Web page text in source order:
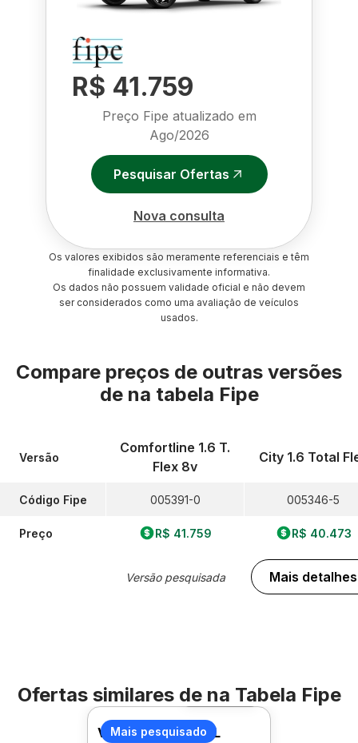
R$ 41.759
Preço Fipe atualizado em
Ago/2026
Pesquisar Ofertas
Nova consulta
Os valores exibidos são meramente referenciais e têm
finalidade exclusivamente informativa.
Os dados não possuem validade oficial e não devem
ser considerados como uma avaliação de veículos
usados.
Compare preços de outras versões
de na tabela Fipe
Versão
Código Fipe
Preço
Comfortline 1.6 T.
Flex 8v
005391-0
R$ 41.759
Versão pesquisada
City 1.6 Total
005346-5
R$ 40.473
Mais detalhes
Ofertas similares de na Tabela Fipe
Mais pesquisado
Foto 360º
VOLKSWAGEN GOL